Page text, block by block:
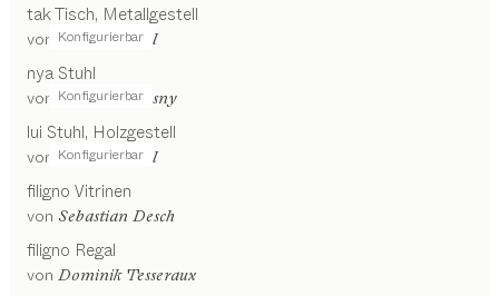
Konfigurierbar
takTisch Metallgestell
von Jacob Strobel
Konfigurierbar
nyaStuhl
von Stephanie Jasny
Konfigurierbar
lui Stuhl Holzgestell
von Jacob Strobel
filigno Vitrinen
von Sebastian Desch
filigno Regal
von Dominik Tesseraux